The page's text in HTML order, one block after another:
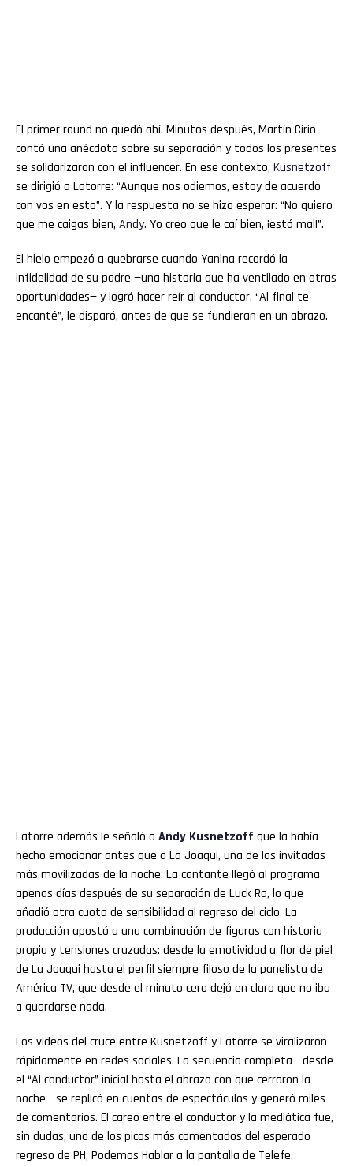
El primer round no quedó ahí. Minutos después, Martín Cirio
contó una anécdota sobre su separación y todos los presentes
se solidarizaron con el influencer. En ese contexto, Kusnetzoff
se dirigió a Latorre: “Aunque nos odiemos, estoy de acuerdo
con vos en esto”. Y la respuesta no se hizo esperar: “No quiero
que me caigas bien, Andy. Yo creo que le caí bien, ¡está mal!”.
El hielo empezó a quebrarse cuando Yanina recordó la
infidelidad de su padre —una historia que ha ventilado en otras
oportunidades— y logró hacer reír al conductor. “Al final te
encanté”, le disparó, antes de que se fundieran en un abrazo.
Latorre además le señaló a Andy Kusnetzoff que la había
hecho emocionar antes que a La Joaqui, una de las invitadas
más movilizadas de la noche. La cantante llegó al programa
apenas días después de su separación de Luck Ra, lo que
añadió otra cuota de sensibilidad al regreso del ciclo. La
producción apostó a una combinación de figuras con historia
propia y tensiones cruzadas: desde la emotividad a flor de piel
de La Joaqui hasta el perfil siempre filoso de la panelista de
América TV, que desde el minuto cero dejó en claro que no iba
a guardarse nada.
Los videos del cruce entre Kusnetzoff y Latorre se viralizaron
rápidamente en redes sociales. La secuencia completa —desde
el “Al conductor” inicial hasta el abrazo con que cerraron la
noche— se replicó en cuentas de espectáculos y generó miles
de comentarios. El careo entre el conductor y la mediática fue,
sin dudas, uno de los picos más comentados del esperado
regreso de PH, Podemos Hablar a la pantalla de Telefe.